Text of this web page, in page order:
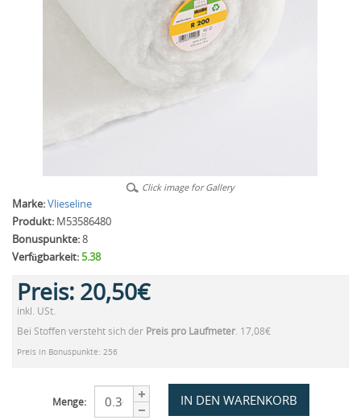
Click image for Gallery
Marke:Vlieseline
Produkt: M53586480
Bonuspunkte:8
Verfügbarkeit:5.38
Preis: 20,50€
inkl. USt.
Bei Stoffen versteht sich der Preis pro Laufmeter. 17,08€
Preis in Bonuspunkte: 256
Menge: